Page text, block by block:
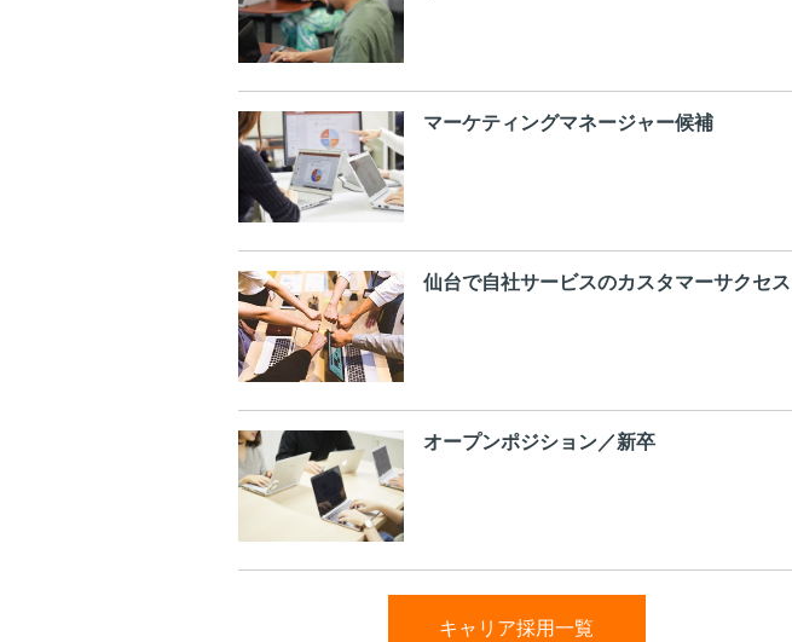
マーケティングマネージャー候補
仙台で自社サービスのカスタマーサクセス
オープンポジション／新卒
キャリア採用一覧